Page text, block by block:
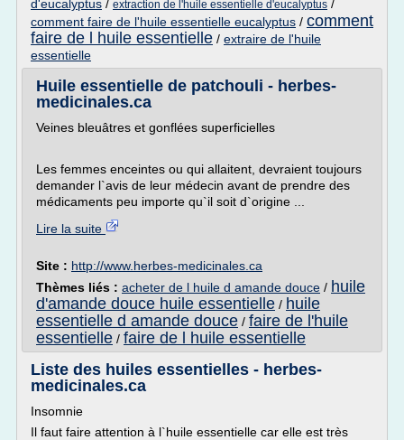
d'eucalyptus / extraction de l'huile essentielle d'eucalyptus /
comment faire de l'huile essentielle eucalyptus / comment
faire de l huile essentielle / extraire de l'huile
essentielle
Huile essentielle de patchouli - herbes-
medicinales.ca
Veines bleuâtres et gonflées superficielles
Les femmes enceintes ou qui allaitent, devraient toujours
demander l`avis de leur médecin avant de prendre des
médicaments peu importe qu`il soit d`origine ...
Lire la suite
Site : http://www.herbes-medicinales.ca
Thèmes liés : acheter de l huile d amande douce / huile
d'amande douce huile essentielle / huile
essentielle d amande douce / faire de l'huile
essentielle / faire de l huile essentielle
Liste des huiles essentielles - herbes-
medicinales.ca
Insomnie
Il faut faire attention à l`huile essentielle car elle est très